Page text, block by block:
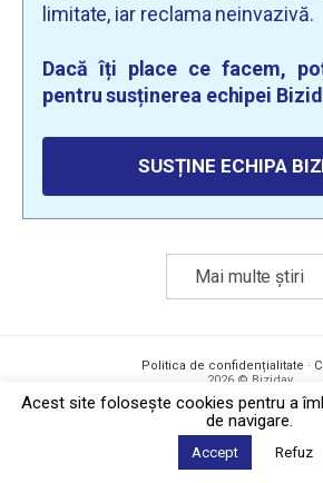
limitate, iar reclama neinvazivă.
Dacă îți place ce facem,
pentru susținerea echipei
SUSȚINE ECHIPA
Mai multe știri
Politica de confidențialitate ·
2026 © Biziday
Acest site foloseşte cookies pentru a
de navigare.
Accept Refuz